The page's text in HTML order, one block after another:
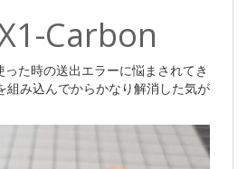
Carbon
た時の送出エラーに悩まされてき
組み込んでからかなり解消した気が